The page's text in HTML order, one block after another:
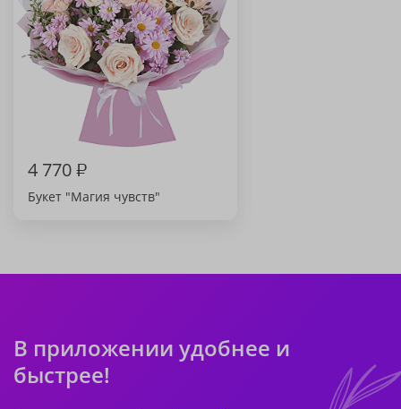
4 770₽
Букет "Магия чувств"
В приложении удобнее и
быстрее!